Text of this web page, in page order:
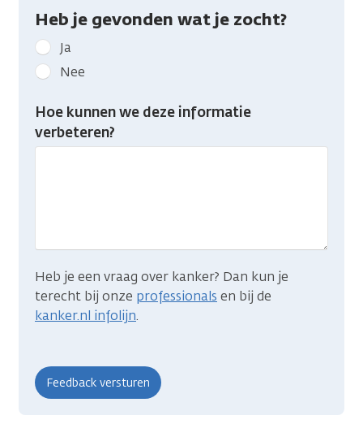
Heb je gevonden wat je zocht?
Geef
kanker.nl
feedback:
Heb
gevonden
Ja
Nee
Hoe kunnen we deze informatie
verbeteren?
Heb je een vraag over kanker? Dan kun je
terecht bij onze professionals en bij de
kanker.nl infolijn.